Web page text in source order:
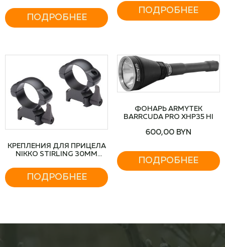
ПОДРОБНЕЕ
ПОДРОБНЕЕ
КРЕПЛЕНИЯ ДЛЯ ПРИЦЕЛА
NIKKO STIRLING 30MM
ПОДРОБНЕЕ
ФОНАРЬ ARMYTEK
BARRCUDA PRO XHP35 HI
600,00 BYN
ПОДРОБНЕЕ